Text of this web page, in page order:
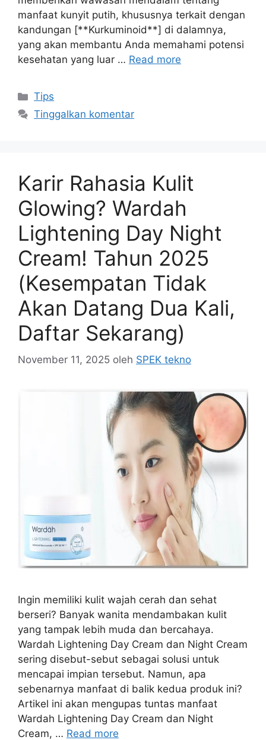
manfaat kunyit putih, khususnya terkait dengan
kandungan [**Kurkuminoid**] di dalamnya,
yang akan membantu Anda memahami potensi
kesehatan yang luar … Read more
Kategori
Tips
Tinggalkan komentar
Karir Rahasia Kulit
Glowing? Wardah
Lightening Day Night
Cream! Tahun 2025
(Kesempatan Tidak
Akan Datang Dua Kali,
Daftar Sekarang)
November 11, 2025 oleh SPEK tekno
Ingin memiliki kulit wajah cerah dan sehat
berseri? Banyak wanita mendambakan kulit
yang tampak lebih muda dan bercahaya.
Wardah Lightening Day Cream dan Night Cream
sering disebut-sebut sebagai solusi untuk
mencapai impian tersebut. Namun, apa
sebenarnya manfaat di balik kedua produk ini?
Artikel ini akan mengupas tuntas manfaat
Wardah Lightening Day Cream dan Night
Cream, … Read more